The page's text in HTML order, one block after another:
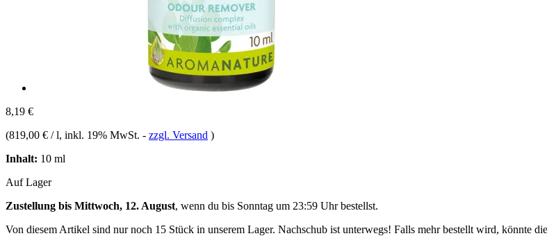
8,19 €
(819,00 € / l, inkl. 19% MwSt. - zzgl. Versand )
Inhalt: 10 ml
Auf Lager
Zustellung bis Mittwoch, 12. August, wenn du bis Sonntag um 23:59 Uhrbestellst.
Von diesem Artikel sind nur noch 15 Stück in unserem Lager. Nachschub ist unterwegs! Falls mehr bestellt wird, könnte